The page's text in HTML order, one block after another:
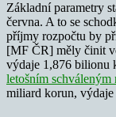
Základní parametry
června. A to se
příjmy rozpočtu by
[MF ČR] měly činit
výdaje 1,876 bilionu
letošním schváleným
miliard korun,